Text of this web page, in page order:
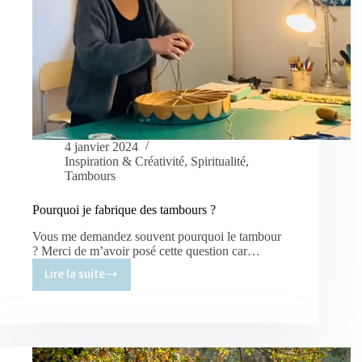
4 janvier 2024
Inspiration & Créativité, Spiritualité,
Tambours
Pourquoi je fabrique des tambours ?
Vous me demandez souvent pourquoi le tambour
? Merci de m’avoir posé cette question car…
Lire la suite
Pourquoi
tambours